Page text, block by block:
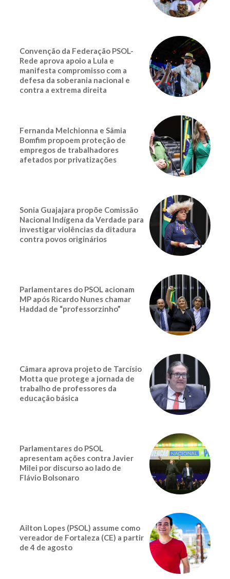
Convenção da Federação PSOL-
Rede aprova apoio a Lula e
manifesta compromisso com a
defesa da soberania nacional e
contra a extrema direita
Fernanda Melchionna e Sâmia
Bomfim propoem proteção de
empregos de trabalhadores
afetados por privatizações
Sonia Guajajara propõe Comissão
Nacional Indígena da Verdade para
investigar violências da ditadura
contra povos originários
Parlamentares do PSOL acionam
MP após Ricardo Nunes chamar
Haddad de “professorzinho”
Câmara aprova projeto de Tarcísio
Motta que protege a jornada de
trabalho de professores da
educação básica
Parlamentares do PSOL
apresentam ações contra Javier
Milei por discurso ao lado de
Flávio Bolsonaro
Ailton Lopes (PSOL) assume como
vereador de Fortaleza (CE) a partir
de 4 de agosto